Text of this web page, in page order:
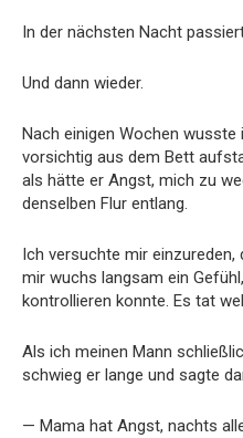
In der nächsten Nacht
Und dann wieder.
Nach einigen Wochen
vorsichtig aus dem Bett
als hätte er Angst, mich zu
denselben Flur entlang.
Ich versuchte mir
mir wuchs langsam ein
kontrollieren konnte. Es tat
Als ich meinen Mann
schwieg er lange und sagte
— Mama hat Angst, nachts